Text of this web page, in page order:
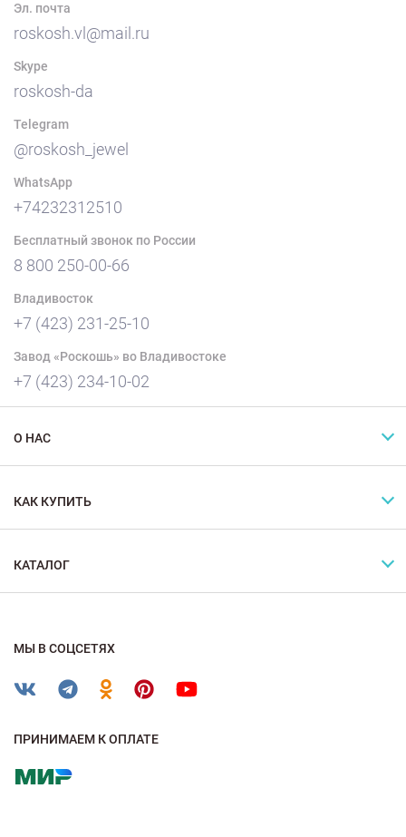
Эл. почта
roskosh.vl@mail.ru
Skype
roskosh-da
Telegram
@roskosh_jewel
WhatsApp
+74232312510
Бесплатный звонок по России
8 800 250-00-66
Владивосток
+7 (423) 231-25-10
Завод «Роскошь» во Владивостоке
+7 (423) 234-10-02
О НАС
КАК КУПИТЬ
КАТАЛОГ
МЫ В СОЦСЕТЯХ
ПРИНИМАЕМ К ОПЛАТЕ